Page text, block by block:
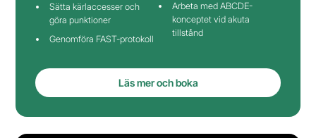
Sätta kärlaccesser och
göra punktioner
Genomföra FAST-protokoll
Arbeta med ABCDE-
konceptet vid akuta
tillstånd
Läs mer och boka